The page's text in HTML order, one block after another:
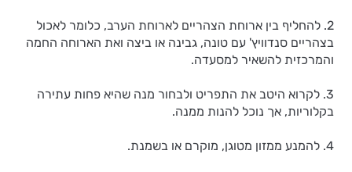
2. להחליף בין ארוחת הצהריים לארוחת הערב, כלומר לאכול
בצהריים סנדוויץ' עם טונה, גבינה או ביצה ואת הארוחה החמה
והמרכזית להשאיר למסעדה.
3. לקרוא היטב את התפריט ולבחור מנה שהיא פחות עתירה
בקלוריות, אך נוכל להנות ממנה.
4. להמנע ממזון מטוגן, מוקרם או בשמנת.